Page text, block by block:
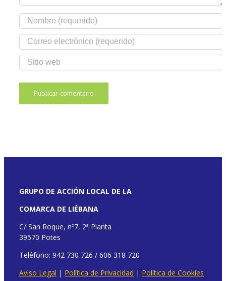
GRUPO DE ACCIÓN LOCAL DE LA
COMARCA DE LIÉBANA
C/ San Roque, nº7, 2ª Planta
39570 Potes
Teléfono: 942 730 726 / 606 318 720
Aviso Legal | Política de Privacidad | Política de Cookies